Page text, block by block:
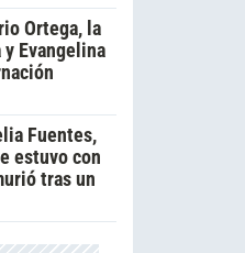
Ortega, la
Evangelina
Fuentes,
estuvo con
tras un